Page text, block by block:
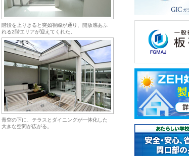
階段を上りきると突如視線が通り、開放感あふ
れる2階エリアが迎えてくれた。
青空の下に、テラスとダイニングが一体化した
大きな空間が広がる。